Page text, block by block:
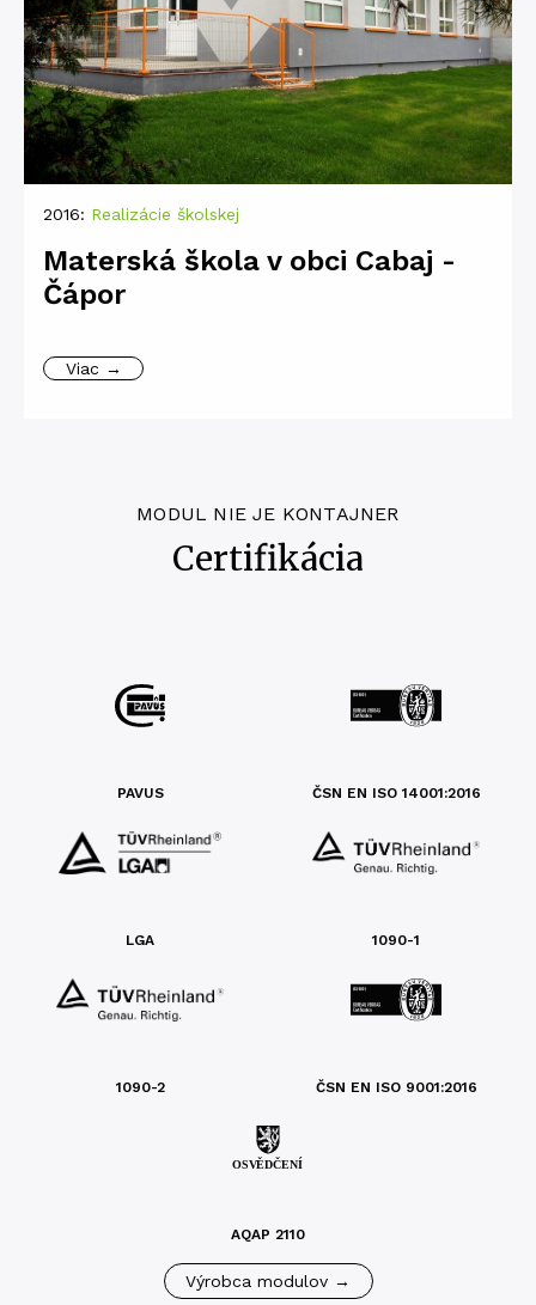
2016: Realizácie školskej
Materská škola v obci Cabaj -
Čápor
Viac →
MODUL NIE JE KONTAJNER
Certifikácia
PAVUS ČSN EN ISO 14001:2016
LGA 1090-1
1090-2 ČSN EN ISO 9001:2016
AQAP 2110
Výrobca modulov →